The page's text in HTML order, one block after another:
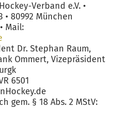
Verband e.V. •
• 80992 München
Mail:
Dr. Stephan Raum,
Ommert, Vizepräsident
6501
gem. § 18 Abs. 2 MStV: